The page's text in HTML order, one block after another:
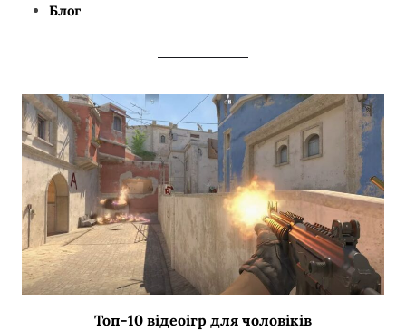
Блог
Топ-10 відеоігр для чоловіків